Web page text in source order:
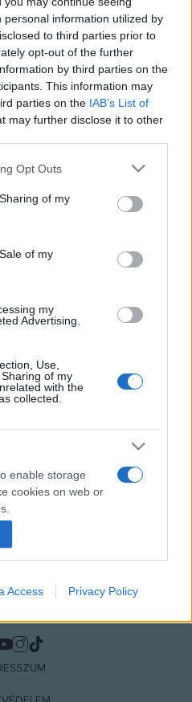
information utilized by
to third parties prior to
opt-out of the further
by third parties on the
This information may
parties on the IAB’s List of
may further disclose it to other
app uses one or more Google
behaviour. You may click to
and its third-party tags to
purposes in below Google
Opt Outs
of my
of my
my
Advertising.
Use,
of my
with the
collected.
enable storage
cookies on web or
to be sent to
purposes.
send me
enable storage
Access Privacy Policy
18-án, Budapesten a Syma
Debrecenben a Kossuth
hogy a Tankcsapda eddigi
tekintetében rendhagyó
az érdeklődők.
készülnek kiadni, melyben a
legérdekesebb fotókat gyűjtik
trió mennyire népszerű, az is
jubileumi koncert DVD-jük a